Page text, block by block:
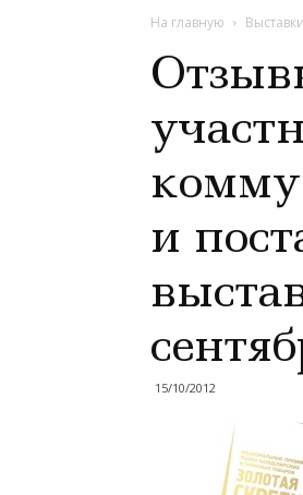
На главную
и
15/10/2012